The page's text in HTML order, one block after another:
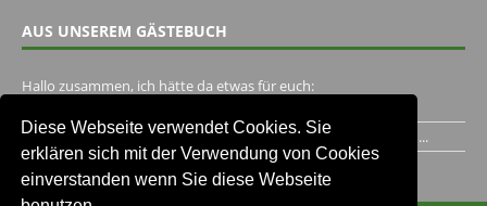
Diese Webseite verwendet Cookies. Sie
erklären sich mit der Verwendung von Cookies
einverstanden wenn Sie diese Webseite
AUS UNSEREM GÄSTEBUCH
Hallo zusammen, ich hätte da etwas für euch:
Ich habe ein Jahr im Gasthaus Hugo Pape verbracht..Habe ihn...
Unser Gästebuch besuchen